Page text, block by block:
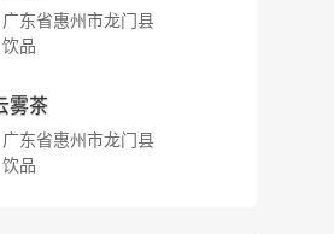
广东省惠州市龙门县
饮品
雾茶
广东省惠州市龙门县
饮品